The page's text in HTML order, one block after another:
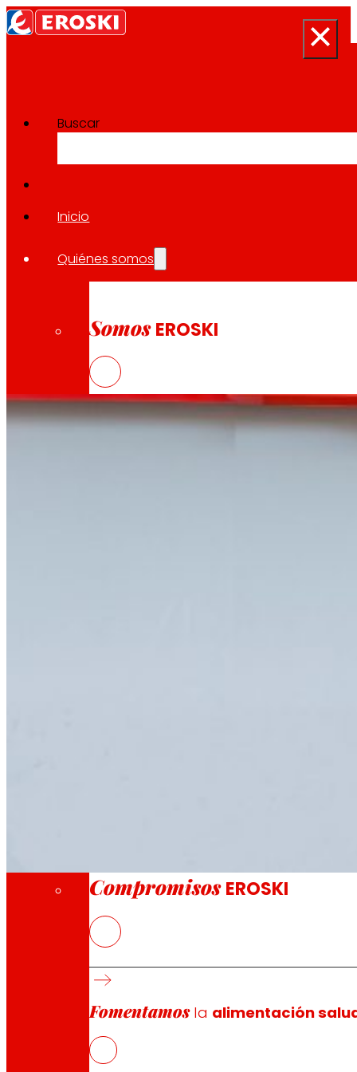
Buscar
Inicio
Quiénes somos
Somos EROSKI
Compromisos EROSKI
Fomentamosla alimentación
Sala de prensa
Volver a todas las noticias
21.02.2025
EROSKI inaugura un nuevo
El nuevo EROSKI/City ofrece un servicio
EROSKI mantiene el ritmo de aperturas
ha inaugurado un nuevo supermercado
una fuerte apuesta por los productos locales y